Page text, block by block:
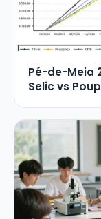
Pé-de-Meia
Selic vs